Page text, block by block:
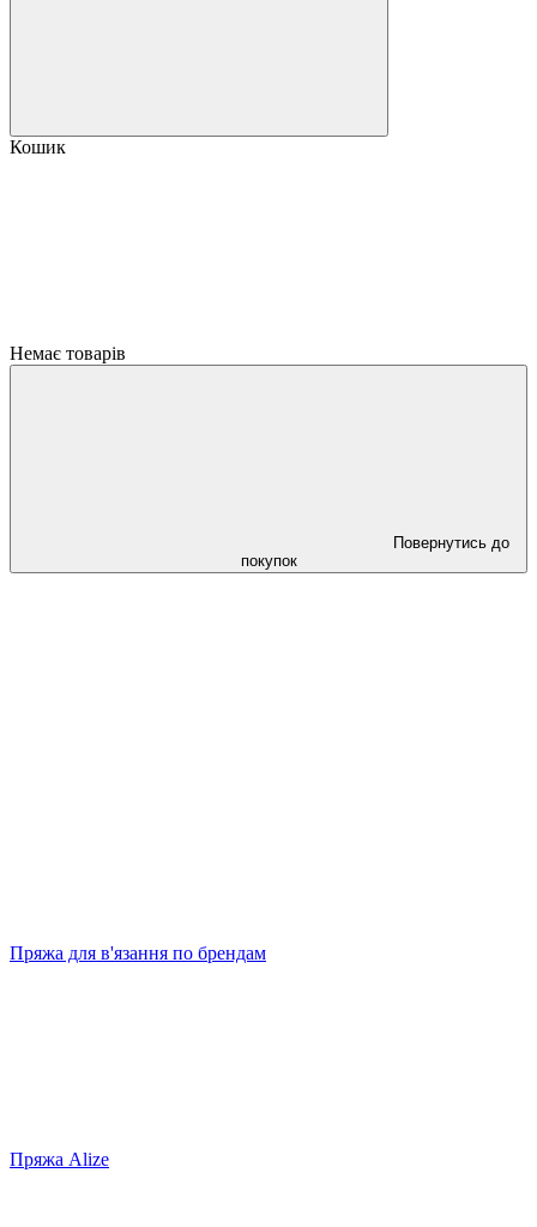
Кошик
Немає товарів
Повернутись до
покупок
Пряжа для в'язання по брендам
Пряжа Alize